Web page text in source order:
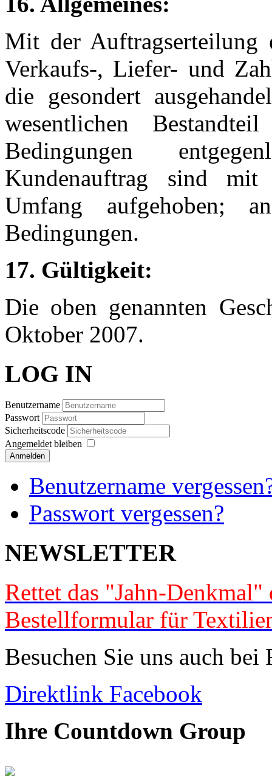
Mit der Auftragserteilung
Verkaufs-, Liefer- und
die gesondert
wesentlichen
Bedingungen
Kundenauftrag sind
Umfang aufgehoben;
Bedingungen.
17. Gültigkeit:
Die oben genannten
Oktober 2007.
LOG IN
Benutzername
Passwort
Sicherheitscode
Angemeldet bleiben
Anmelden
Benutzername
Passwort vergessen?
NEWSLETTER
Rettet das "Jahn-Denkmal"
Bestellformular für
Besuchen Sie uns auch bei
Direktlink Facebook
Ihre Countdown Group